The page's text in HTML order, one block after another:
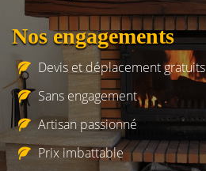
Nos engagements
Devis et déplacement gratuits
Sans engagement
Artisan passionné
Prix imbattable